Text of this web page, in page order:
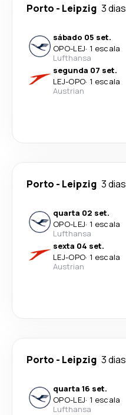
Porto - Leipzig 3 dias
sábado 05 set.
OPO-LEJ· 1 escala
Lufthansa
segunda 07 set.
LEJ-OPO· 1 escala
Austrian
Porto - Leipzig 3 dias
quarta 02 set.
OPO-LEJ· 1 escala
Lufthansa
sexta 04 set.
LEJ-OPO· 1 escala
Austrian
Porto - Leipzig 3 dias
quarta 16 set.
OPO-LEJ· 1 escala
Lufthansa